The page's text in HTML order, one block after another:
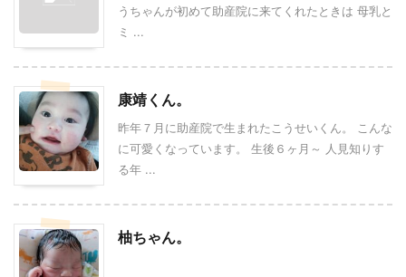
うちゃんが初めて助産院に来てくれたときは 母乳と
ミ ...
康靖くん。
昨年７月に助産院で生まれたこうせいくん。 こんな
に可愛くなっています。 生後６ヶ月～ 人見知りす
る年 ...
柚ちゃん。